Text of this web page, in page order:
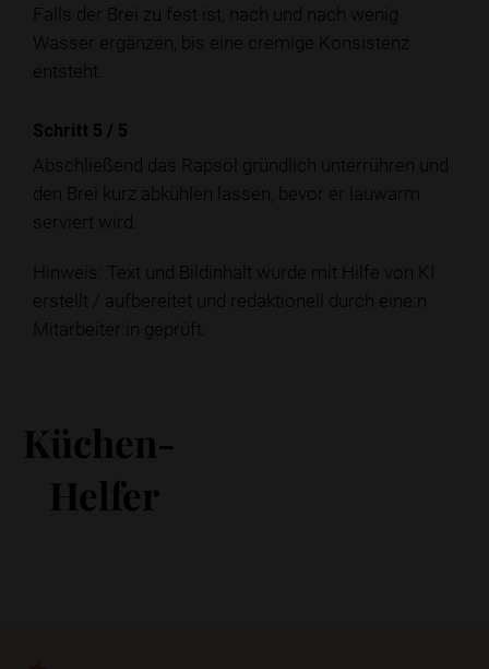
Falls der Brei zu fest ist, nach und nach wenig
Wasser ergänzen, bis eine cremige Konsistenz
entsteht.
Schritt 5 / 5
Abschließend das Rapsöl gründlich unterrühren und
den Brei kurz abkühlen lassen, bevor er lauwarm
serviert wird.
Hinweis: Text und Bildinhalt wurde mit Hilfe von KI
erstellt / aufbereitet und redaktionell durch eine:n
Mitarbeiter:in geprüft.
Küchen-
Helfer